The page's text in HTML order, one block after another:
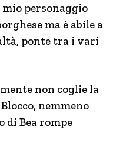
mio personaggio
ma è abile a
ponte tra i vari
non coglie la
nemmeno
di Bea rompe